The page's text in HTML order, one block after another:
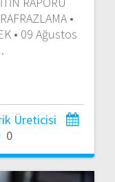
•
• 09 Ağustos
Üreticisi
0